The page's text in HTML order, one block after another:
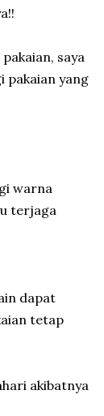
saya
pakaian yang
warna
terjaga
dapat
tetap
akibatnya